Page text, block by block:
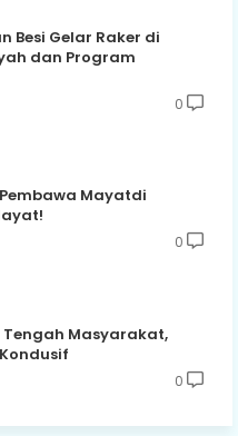
Besi Gelar Raker di
dan Program
0
Mayatdi
0
Masyarakat,
0